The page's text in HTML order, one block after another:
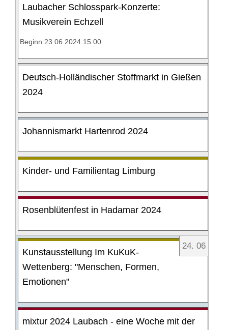
Laubacher Schlosspark-Konzerte:
Musikverein Echzell
Beginn:23.06.2024 15:00
Deutsch-Holländischer Stoffmarkt in Gießen
2024
Johannismarkt Hartenrod 2024
Kinder- und Familientag Limburg
Rosenblütenfest in Hadamar 2024
24. 06
Kunstausstellung Im KuKuK-
Wettenberg: "Menschen, Formen,
Emotionen"
mixtur 2024 Laubach - eine Woche mit der